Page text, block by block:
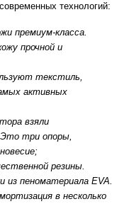
технологий:
премиум-класса.
прочной и
текстиль,
активных
взяли
Это три опоры,
резины.
пеноматериала EVA.
в несколько